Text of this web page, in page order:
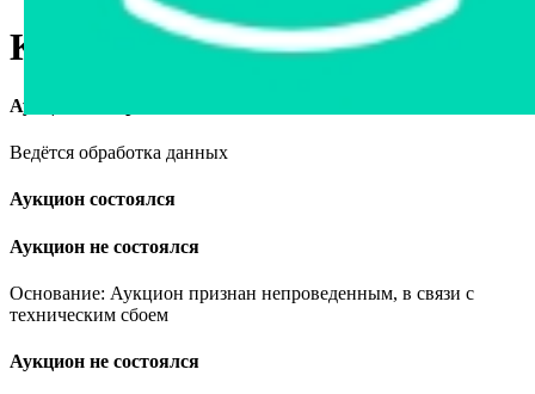
КЗС 1218-10, 2009
Аукцион завершён
Ведётся обработка данных
Аукцион состоялся
Аукцион не состоялся
Основание: Аукцион признан непроведенным, в связи с
техническим сбоем
Аукцион не состоялся